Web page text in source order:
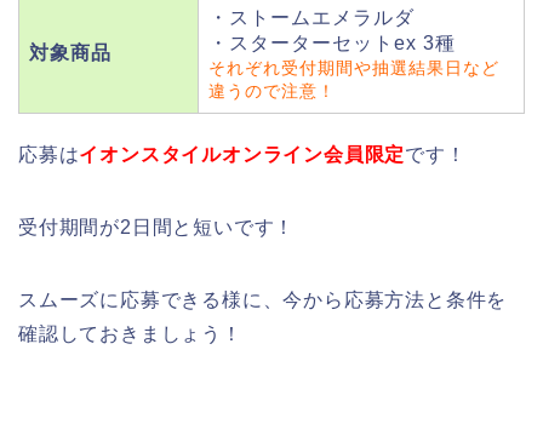
対象商品
・ストームエメラルダ
・スターターセットex 3種
それぞれ受付期間や抽選結果日など
違うので注意！
応募はイオンスタイルオンライン会員限定です！
受付期間が2日間と短いです！
スムーズに応募できる様に、今から応募方法と条件を
確認しておきましょう！